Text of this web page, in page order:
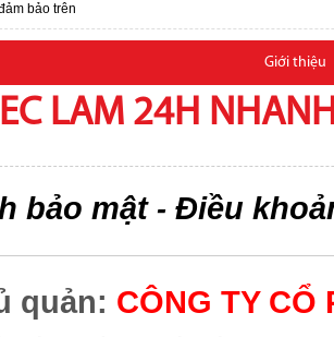
bảo trên
Giới thiệu
LAM 24H
bảo mật- Điều
quản: CÔNG TY CỔ